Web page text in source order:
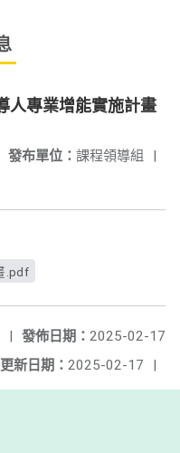
人專業增能實施計畫
發布單位： 課程領導組 |
.pdf
發佈日期： 2025-02-17
|
新日期： 2025-02-17 |